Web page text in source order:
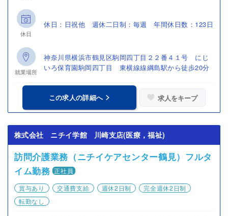
休日
休日：日祝他 週休二日制：毎週 年間休日数：123日
就業場所
神奈川県横浜市鶴見区駒岡四丁目２２番４１号 にじ
いろ保育園駒岡四丁目 東横線線綱島駅から徒歩20分
この求人の詳細へ 求人をキープ
株式会社 ニチイ学館 川崎支店(医療，福祉)
訪問介護業務（ニチイケアセンター鶴見）フルタ
イム勤務 正社員
賞与あり
交通費支給 週休2日制
完全週休2日制
転勤なし